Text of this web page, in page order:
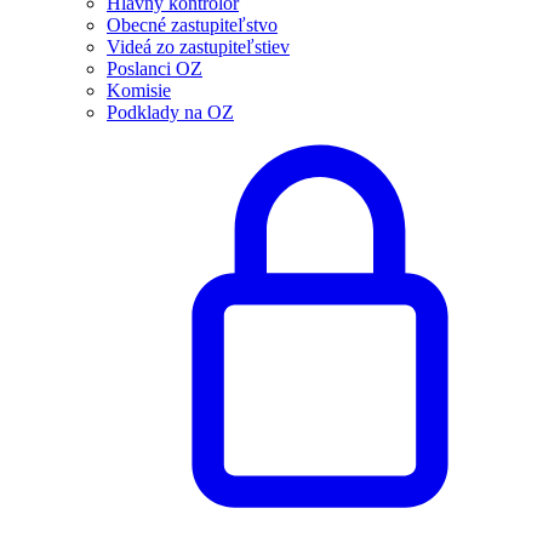
Obecné zastupiteľstvo
Videá zo zastupiteľstiev
Poslanci OZ
Komisie
Podklady na OZ